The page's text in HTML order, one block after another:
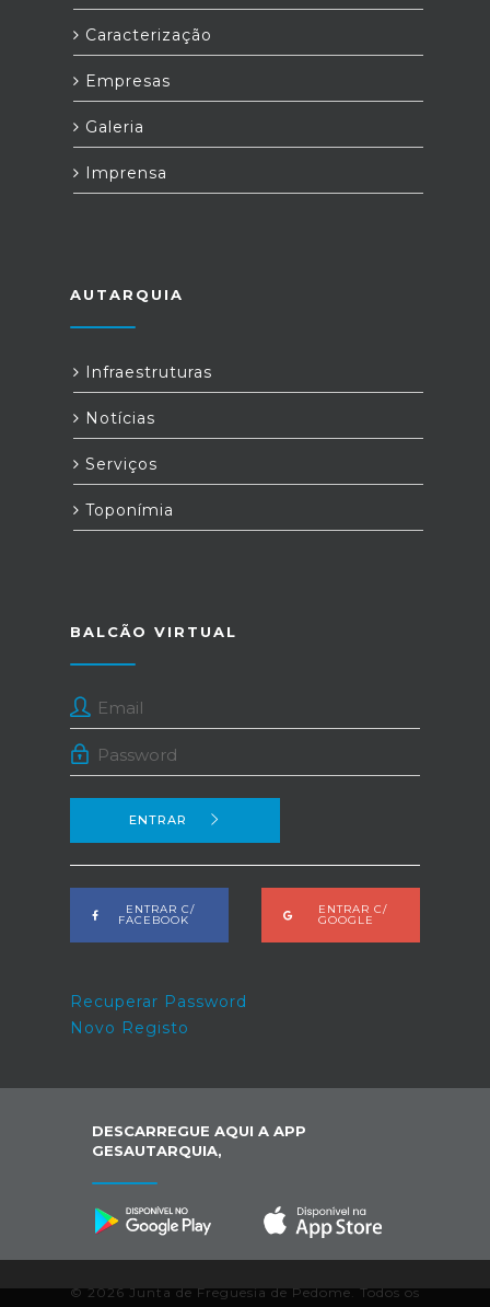
Caracterização
Empresas
Galeria
Imprensa
AUTARQUIA
Infraestruturas
Notícias
Serviços
Toponímia
BALCÃO VIRTUAL
ENTRAR
ENTRAR C/
FACEBOOK
ENTRAR C/
GOOGLE
Recuperar Password
Novo Registo
DESCARREGUE AQUI A APP
GESAUTARQUIA,
© 2026 Junta de Freguesia de Pedome. Todos os